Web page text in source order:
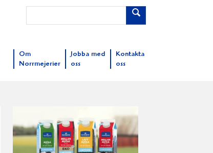
Om
Norrmejerier
Jobba med
oss
Kontakta
oss